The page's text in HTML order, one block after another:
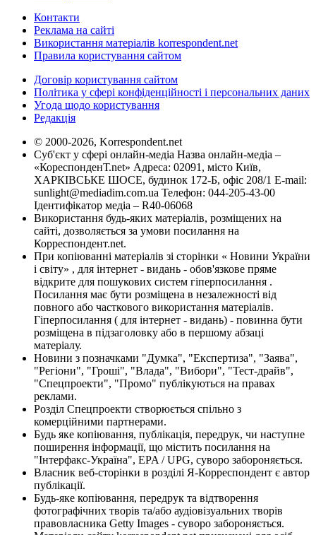
Контакти
Реклама на сайті
Використання матеріалів korrespondent.net
Правила користування сайтом
Договір користування сайтом
Політика у сфері конфіденційності і персональних даних
Угода щодо користування
Редакція
© 2000-2026, Korrespondent.net
Суб'єкт у сфері онлайн-медіа Назва онлайн-медіа –
«КореспонденТ.net» Адреса: 02091, місто Київ,
ХАРКІВСЬКЕ ШОСЕ, будинок 172-Б, офіс 208/1 E-mail:
sunlight@mediadim.com.ua Телефон: 044-205-43-00
Ідентифікатор медіа – R40-06068
Використання будь-яких матеріалів, розміщених на
сайті, дозволяється за умови посилання на
Корреспондент.net.
При копіюванні матеріалів зі сторінки « Новини України
і світу» , для інтернет - видань - обов'язкове пряме
відкрите для пошукових систем гіперпосилання .
Посилання має бути розміщена в незалежності від
повного або часткового використання матеріалів.
Гіперпосилання ( для інтернет - видань) - повинна бути
розміщена в підзаголовку або в першому абзаці
матеріалу.
Новини з позначками "Думка", "Експертиза", "Заява",
"Регіони", "Гроші", "Влада", "Вибори", "Тест-драйв",
"Спецпроекти", "Промо" публікуються на правах
реклами.
Розділ Спецпроекти створюється спільно з
комерційними партнерами.
Будь яке копіювання, публікація, передрук, чи наступне
поширення інформації, що містить посилання на
"Інтерфакс-Україна", EPA / UPG, суворо забороняється.
Власник веб-сторінки в розділі Я-Корреспондент є автор
публікації.
Будь-яке копіювання, передрук та відтворення
фотографічних творів та/або аудіовізуальних творів
правовласника Getty Images - суворо забороняється.